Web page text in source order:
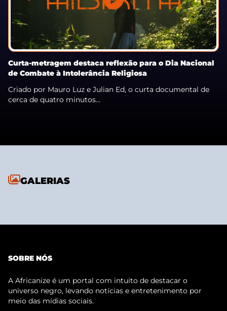
Curta-metragem destaca reflexão para o Dia Nacional
de Combate à Intolerância Religiosa
Criado por Mauro Luz e Julian Ed, o curta documental de
cerca de quatro minutos...
GALERIAS
SOBRE NÓS
A Africanize é um portal com intuito de destacar o
universo negro, levando notícias e entretenimento por
meio das mídias sociais.